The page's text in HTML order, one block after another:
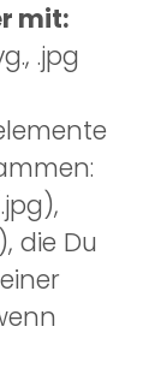
mit:
.jpg
die Du